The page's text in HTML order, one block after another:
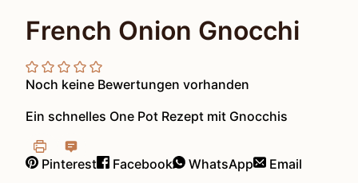
French Onion Gnocchi
Noch keine Bewertungen vorhanden
Ein schnelles One Pot Rezept mit Gnocchis
Pinterest Facebook WhatsApp Email